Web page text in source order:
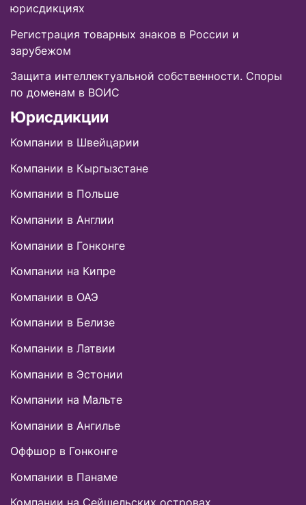
юрисдикциях
Регистрация товарных знаков в России и
зарубежом
Защита интеллектуальной собственности. Споры
по доменам в ВОИС
Юрисдикции
Компании в Швейцарии
Компании в Кыргызстане
Компании в Польше
Компании в Англии
Компании в Гонконге
Компании на Кипре
Компании в ОАЭ
Компании в Белизе
Компании в Латвии
Компании в Эстонии
Компании на Мальте
Компании в Ангилье
Оффшор в Гонконге
Компании в Панаме